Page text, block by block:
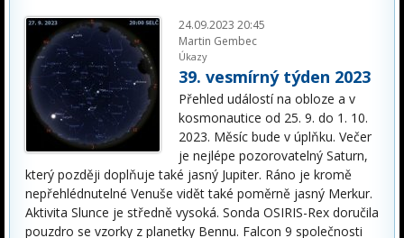
24.09.2023 20:45
Martin Gembec
Úkazy
39. vesmírný týden 2023
Přehled událostí na obloze a v
kosmonautice od 25. 9. do 1. 10.
2023. Měsíc bude v úplňku. Večer
je nejlépe pozorovatelný Saturn,
který později doplňuje také jasný Jupiter. Ráno je kromě
nepřehlédnutelné Venuše vidět také poměrně jasný Merkur.
Aktivita Slunce je středně vysoká. Sonda OSIRIS-Rex doručila
pouzdro se vzorky z planetky Bennu. Falcon 9 společnosti